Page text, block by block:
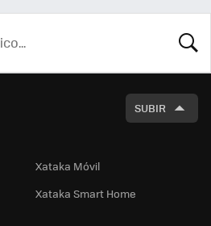
SUBIR
Xataka Móvil
Xataka Smart Home